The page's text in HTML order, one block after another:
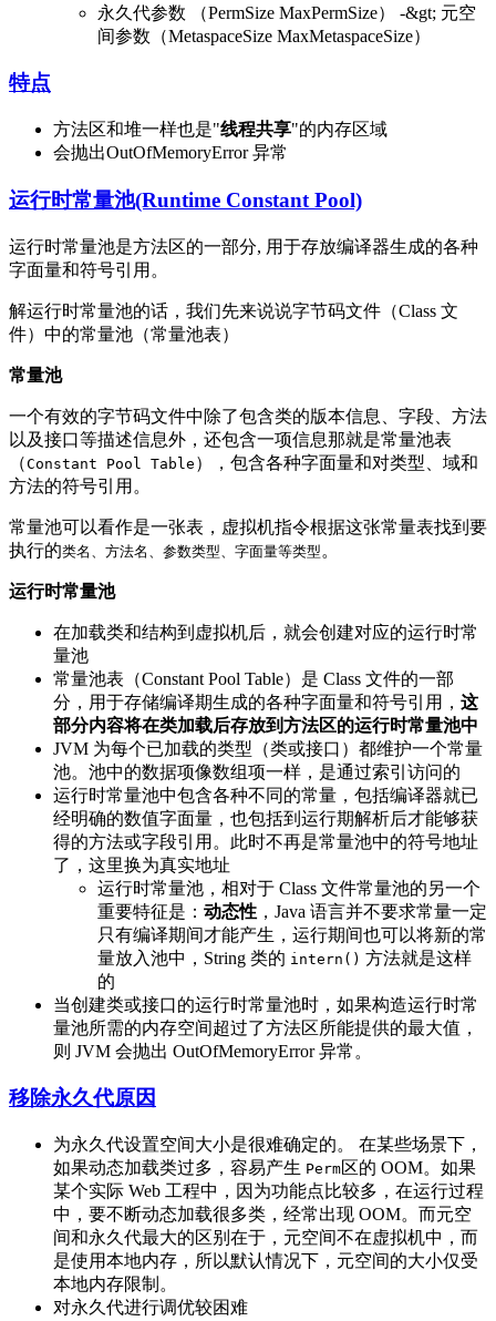
永久代参数 （PermSize MaxPermSize） -&gt; 元空
间参数（MetaspaceSize MaxMetaspaceSize）
特点
方法区和堆一样也是"线程共享"的内存区域
会抛出OutOfMemoryError 异常
运行时常量池(Runtime Constant Pool)
运行时常量池是方法区的一部分, 用于存放编译器生成的各种
字面量和符号引用。
解运行时常量池的话，我们先来说说字节码文件（Class 文
件）中的常量池（常量池表）
常量池
一个有效的字节码文件中除了包含类的版本信息、字段、方法
以及接口等描述信息外，还包含一项信息那就是常量池表
（Constant Pool Table ），包含各种字面量和对类型、域和
方法的符号引用。
常量池可以看作是一张表，虚拟机指令根据这张常量表找到要
执行的类名、方法名、参数类型、字面量等类型 。
运行时常量池
在加载类和结构到虚拟机后，就会创建对应的运行时常
量池
常量池表（Constant Pool Table）是 Class 文件的一部
分，用于存储编译期生成的各种字面量和符号引用， 这
部分内容将在类加载后存放到方法区的运行时常量池中
JVM 为每个已加载的类型（类或接口）都维护一个常量
池。池中的数据项像数组项一样，是通过索引访问的
运行时常量池中包含各种不同的常量，包括编译器就已
经明确的数值字面量，也包括到运行期解析后才能够获
得的方法或字段引用。此时不再是常量池中的符号地址
了，这里换为真实地址
运行时常量池，相对于 Class 文件常量池的另一个
重要特征是： 动态性 ，Java 语言并不要求常量一定
只有编译期间才能产生，运行期间也可以将新的常
量放入池中，String 类的 intern() 方法就是这样
的
当创建类或接口的运行时常量池时，如果构造运行时常
量池所需的内存空间超过了方法区所能提供的最大值，
则 JVM 会抛出 OutOfMemoryError 异常。
移除永久代原因
为永久代设置空间大小是很难确定的。 在某些场景下，
如果动态加载类过多，容易产生 Perm区的 OOM。如果
某个实际 Web 工程中，因为功能点比较多，在运行过程
中，要不断动态加载很多类，经常出现 OOM。而元空
间和永久代最大的区别在于，元空间不在虚拟机中，而
是使用本地内存，所以默认情况下，元空间的大小仅受
本地内存限制。
对永久代进行调优较困难